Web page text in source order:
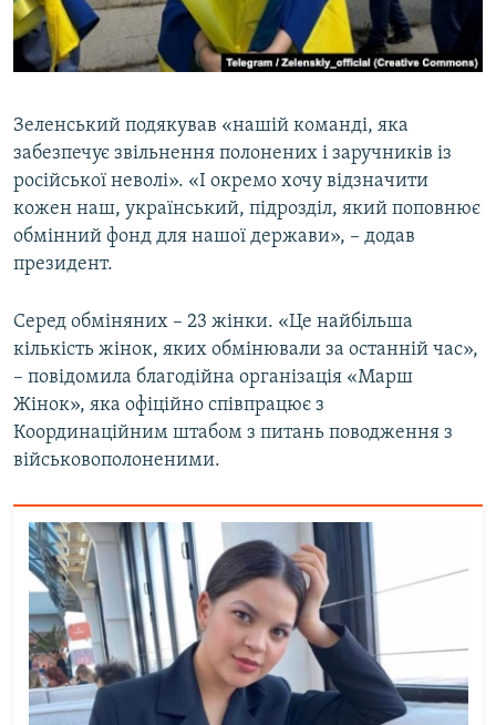
Зеленський подякував «нашій команді, яка
забезпечує звільнення полонених і заручників із
російської неволі». «І окремо хочу відзначити
кожен наш, український, підрозділ, який поповнює
обмінний фонд для нашої держави», – додав
президент.
Серед обміняних – 23 жінки. «Це найбільша
кількість жінок, яких обмінювали за останній час»,
– повідомила благодійна організація «Марш
Жінок», яка офіційно співпрацює з
Координаційним штабом з питань поводження з
військовополоненими.